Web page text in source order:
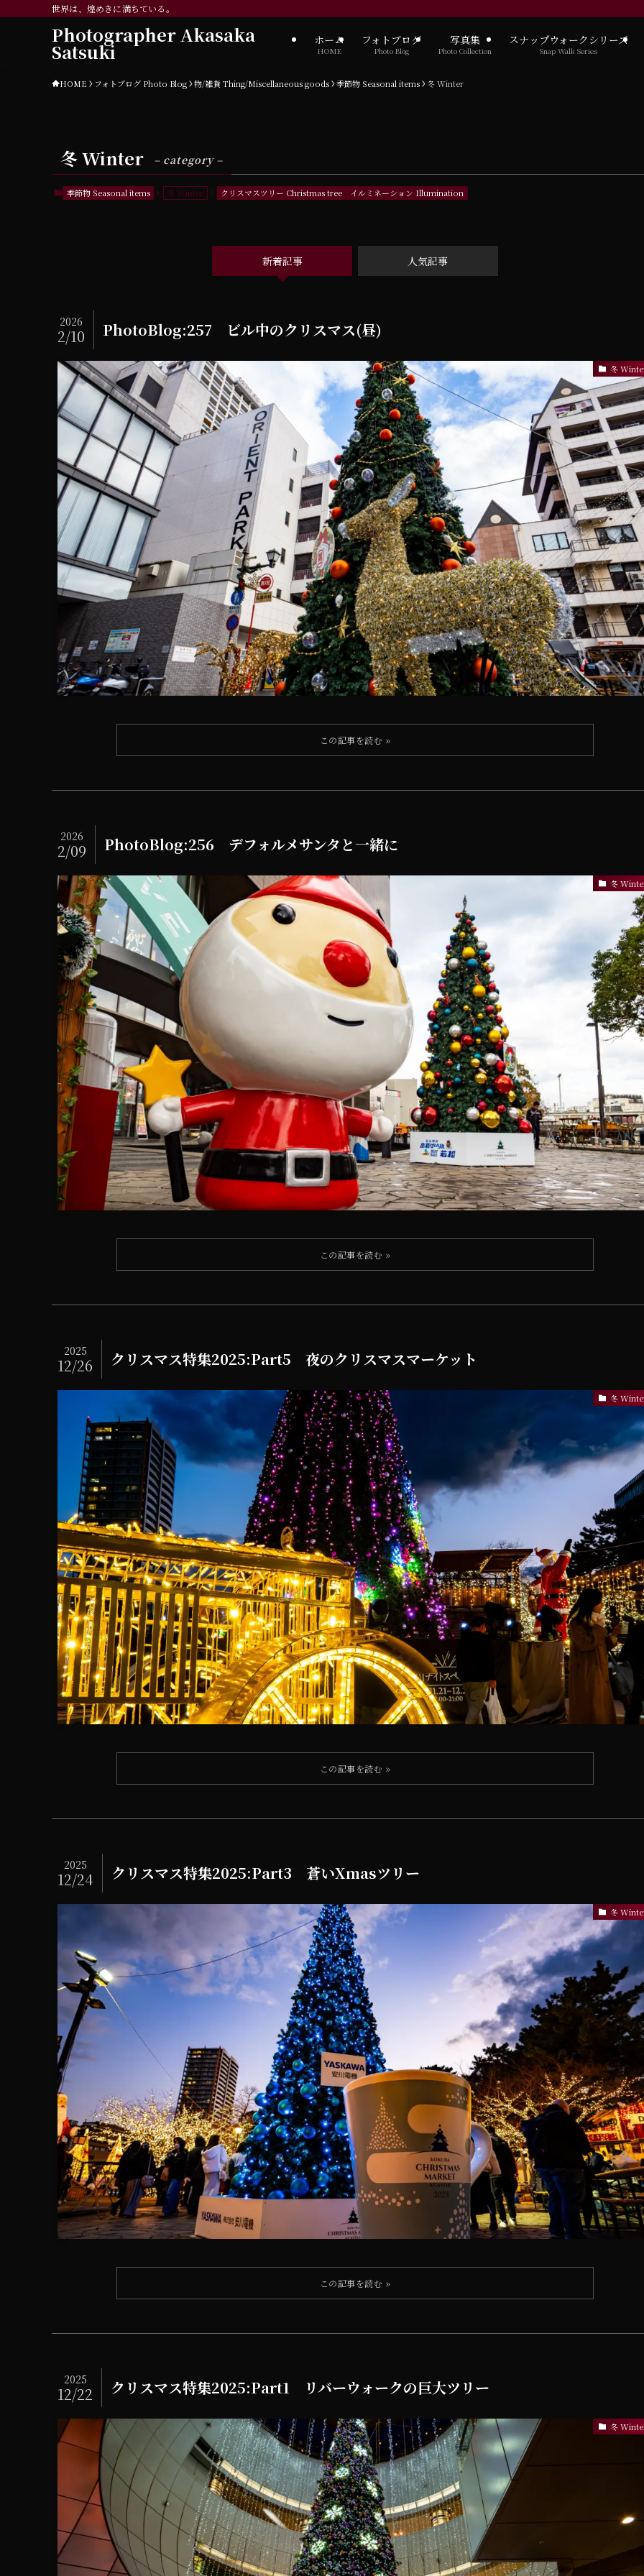
世界は、煌めきに満ちている。
Photographer Akasaka
Satsuki ホーム
HOME
フォトブログ
Photo Blog
写真集
Photo Collection
スナップウォークシリーズ
Snap Walk Series
HOME フォトブログ Photo Blog 物/雑貨 Thing/Miscellaneous goods 季節物 Seasonal items 冬 Winter
冬 Winter – category –
季節物 Seasonal items 冬 Winter クリスマスツリー Christmas tree イルミネーション Illumination
新着記事 人気記事
PhotoBlog:257 ビル中のクリスマス(昼)
2026
2/10
冬
PhotoBlog:256 デフォルメサンタと一緒に
2026
2/09
冬
クリスマス特集2025:Part5 夜のクリスマスマーケット
2025
12/26
冬
クリスマス特集2025:Part3 蒼いXmasツリー
2025
12/24
冬
クリスマス特集2025:Part1 リバーウォークの巨大ツリー
2025
12/22
冬